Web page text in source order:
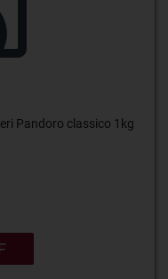
Pandoro classico 1kg